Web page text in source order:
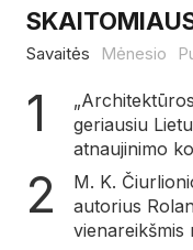
Savaitės Mėnesio
geriausiu
atnaujinimo
M. K.
autorius
vienareikšmis